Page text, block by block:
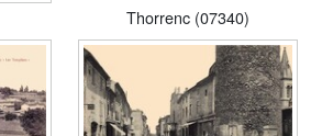
Thorrenc (07340)